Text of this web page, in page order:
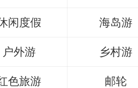
闲度假 海岛游
户外游 乡村游
色旅游 邮轮